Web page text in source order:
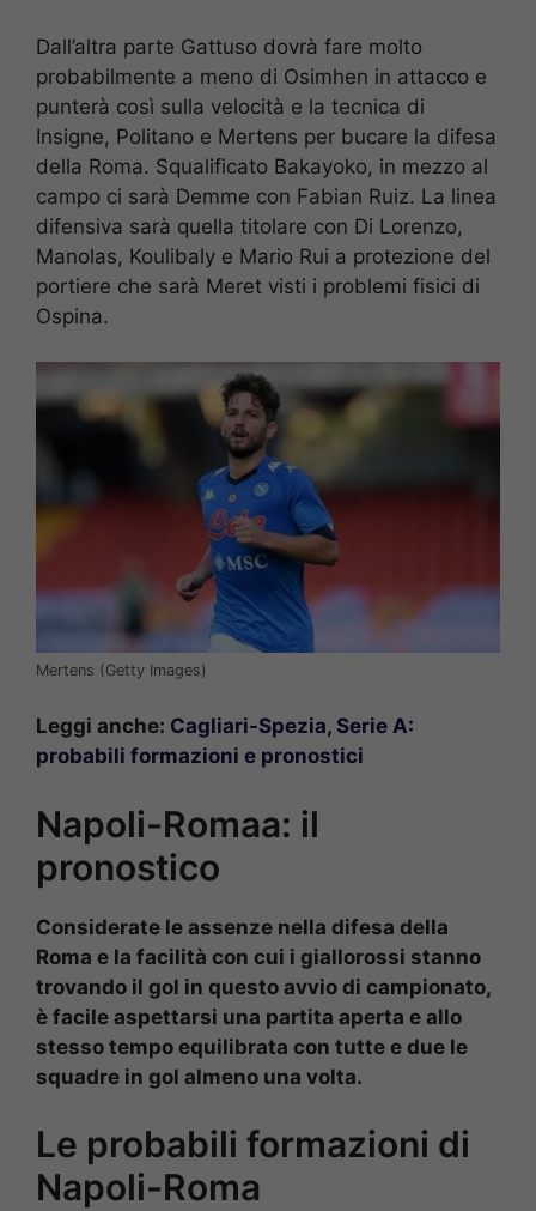
Dall’altra parte Gattuso dovrà fare molto
probabilmente a meno di Osimhen in attacco e
punterà così sulla velocità e la tecnica di
Insigne, Politano e Mertens per bucare la difesa
della Roma. Squalificato Bakayoko, in mezzo al
campo ci sarà Demme con Fabian Ruiz. La linea
difensiva sarà quella titolare con Di Lorenzo,
Manolas, Koulibaly e Mario Rui a protezione del
portiere che sarà Meret visti i problemi fisici di
Ospina.
Mertens (Getty Images)
Leggi anche: Cagliari-Spezia, Serie A:
probabili formazioni e pronostici
Napoli-Romaa: il
pronostico
Considerate le assenze nella difesa della
Roma e la facilità con cui i giallorossi stanno
trovando il gol in questo avvio di campionato,
è facile aspettarsi una partita aperta e allo
stesso tempo equilibrata con tutte e due le
squadre in gol almeno una volta.
Le probabili formazioni di
Napoli-Roma